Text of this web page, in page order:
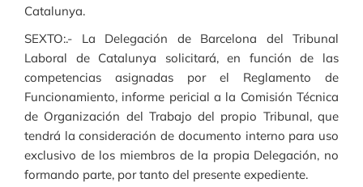
Catalunya.
SEXTO:.- La Delegación de Barcelona del Tribunal
Laboral de Catalunya solicitará, en función de las
competencias asignadas por el Reglamento de
Funcionamiento, informe pericial a la Comisión Técnica
de Organización del Trabajo del propio Tribunal, que
tendrá la consideración de documento interno para uso
exclusivo de los miembros de la propia Delegación, no
formando parte, por tanto del presente expediente.